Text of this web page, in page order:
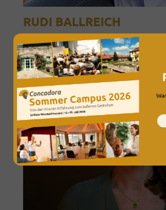
RUDI BALLREICH
Dozent*innen,MLK 2023 Speaker